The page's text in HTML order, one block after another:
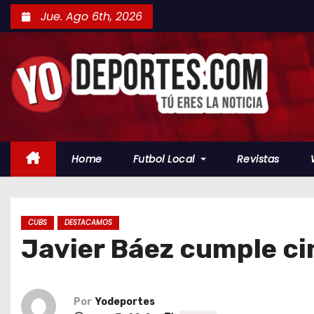
a
l
Jue. Ago 6th, 2026
Home Futbol Local Revistas
CUBS DESTACAMOS
Javier Báez cumple
Por Yodeportes